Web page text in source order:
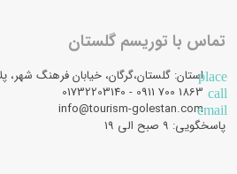
تماس با توریسم گلستان
placeاستان: گلستان،گرگان، خیابان فرهنگ شهر، پلاک 17، طبقه:
call
email
info@tourism-golestan.com
پاسخگویی: ۹ صبح الی 19